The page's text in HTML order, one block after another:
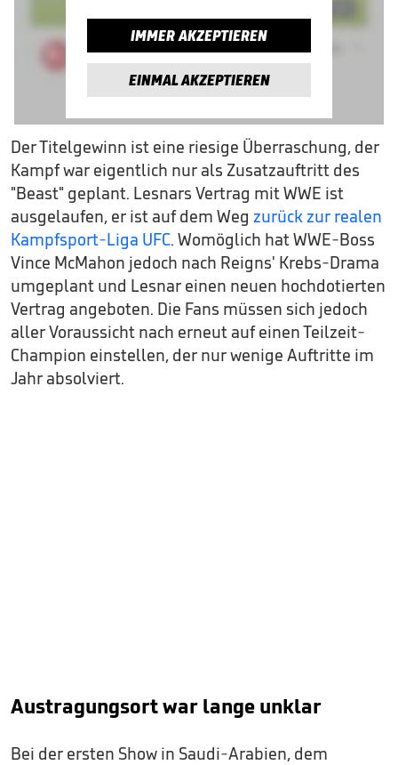
IMMER AKZEPTIEREN
EINMAL AKZEPTIEREN
Der Titelgewinn ist eine riesige Überraschung, der
Kampf war eigentlich nur als Zusatzauftritt des
"Beast" geplant. Lesnars Vertrag mit WWE ist
ausgelaufen, er ist auf dem Weg zurück zur realen
Kampfsport-Liga UFC. Womöglich hat WWE-Boss
Vince McMahon jedoch nach Reigns' Krebs-Drama
umgeplant und Lesnar einen neuen hochdotierten
Vertrag angeboten. Die Fans müssen sich jedoch
aller Voraussicht nach erneut auf einen Teilzeit-
Champion einstellen, der nur wenige Auftritte im
Jahr absolviert.
Austragungsort war lange unklar
Bei der ersten Show in Saudi-Arabien, dem